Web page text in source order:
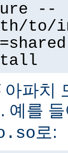
--
아파치
예를
로: